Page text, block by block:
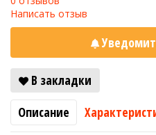
Написать отзыв
В закладки
Описание